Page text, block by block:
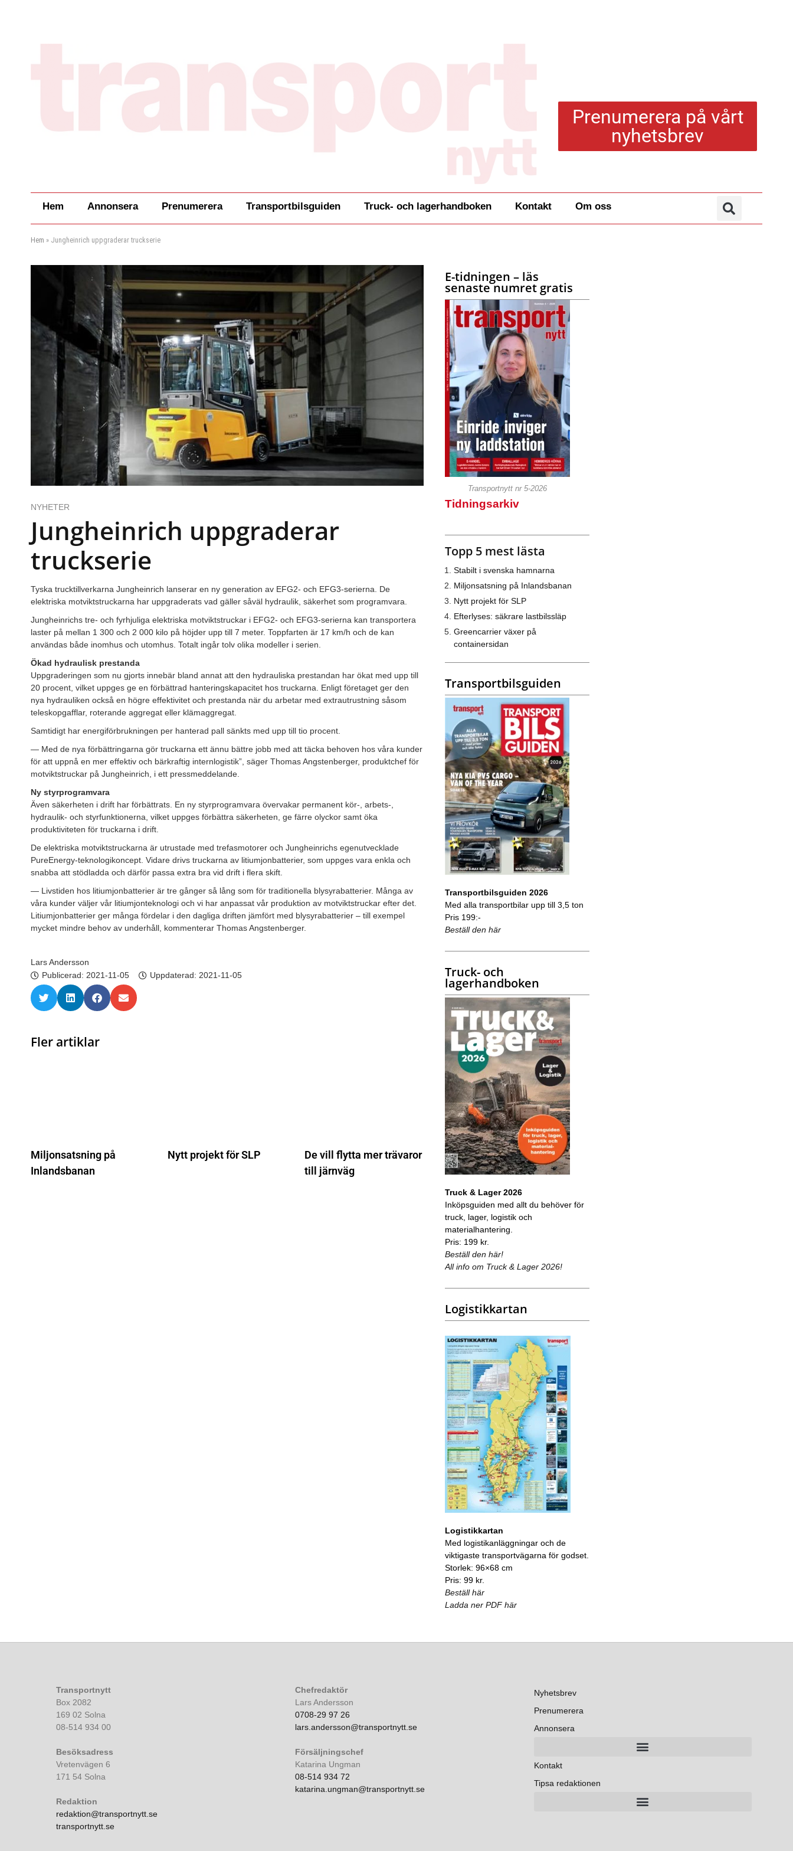
Prenumerera på vårt
nyhetsbrev
Hem Annonsera Prenumerera Transportbilsguiden Truck- och lagerhandboken Kontakt Om oss
Hem » Jungheinrich uppgraderar truckserie
NYHETER
Jungheinrich uppgraderar
truckserie
Tyska trucktillverkarna Jungheinrich lanserar en ny generation av EFG2- och EFG3-serierna. De
elektriska motviktstruckarna har uppgraderats vad gäller såväl hydraulik, säkerhet som programvara.
Jungheinrichs tre- och fyrhjuliga elektriska motviktstruckar i EFG2- och EFG3-serierna kan transportera
laster på mellan 1 300 och 2 000 kilo på höjder upp till 7 meter. Toppfarten är 17 km/h och de kan
användas både inomhus och utomhus. Totalt ingår tolv olika modeller i serien.
Ökad hydraulisk prestanda
Uppgraderingen som nu gjorts innebär bland annat att den hydrauliska prestandan har ökat med upp till
20 procent, vilket uppges ge en förbättrad hanteringskapacitet hos truckarna. Enligt företaget ger den
nya hydrauliken också en högre effektivitet och prestanda när du arbetar med extrautrustning såsom
teleskopgafflar, roterande aggregat eller klämaggregat.
Samtidigt har energiförbrukningen per hanterad pall sänkts med upp till tio procent.
— Med de nya förbättringarna gör truckarna ett ännu bättre jobb med att täcka behoven hos våra kunder
för att uppnå en mer effektiv och bärkraftig internlogistik”, säger Thomas Angstenberger, produktchef för
motviktstruckar på Jungheinrich, i ett pressmeddelande.
Ny styrprogramvara
Även säkerheten i drift har förbättrats. En ny styrprogramvara övervakar permanent kör-, arbets-,
hydraulik- och styrfunktionerna, vilket uppges förbättra säkerheten, ge färre olyckor samt öka
produktiviteten för truckarna i drift.
De elektriska motviktstruckarna är utrustade med trefasmotorer och Jungheinrichs egenutvecklade
PureEnergy-teknologikoncept. Vidare drivs truckarna av litiumjonbatterier, som uppges vara enkla och
snabba att stödladda och därför passa extra bra vid drift i flera skift.
— Livstiden hos litiumjonbatterier är tre gånger så lång som för traditionella blysyrabatterier. Många av
våra kunder väljer vår litiumjonteknologi och vi har anpassat vår produktion av motviktstruckar efter det.
Litiumjonbatterier ger många fördelar i den dagliga driften jämfört med blysyrabatterier – till exempel
mycket mindre behov av underhåll, kommenterar Thomas Angstenberger.
Lars Andersson
Publicerad: 2021-11-05 Uppdaterad: 2021-11-05
Fler artiklar
Miljonsatsning på
Inlandsbanan
Nytt projekt för SLP
De vill flytta mer trävaror
till järnväg
E-tidningen – läs
senaste numret gratis
Transportnytt nr 5-2026
Tidningsarkiv
Topp 5 mest lästa
Stabilt i svenska hamnarna
Miljonsatsning på Inlandsbanan
Nytt projekt för SLP
Efterlyses: säkrare lastbilssläp
Greencarrier växer på
containersidan
Transportbilsguiden
Transportbilsguiden 2026
Med alla transportbilar upp till 3,5 ton
Pris 199:-
Beställ den här
Truck- och
lagerhandboken
Truck & Lager 2026
Inköpsguiden med allt du behöver för
truck, lager, logistik och
materialhantering.
Pris: 199 kr.
Beställ den här!
All info om Truck & Lager 2026!
Logistikkartan
Logistikkartan
Med logistikanläggningar och de
viktigaste transportvägarna för godset.
Storlek: 96×68 cm
Pris: 99 kr.
Beställ här
Ladda ner PDF här
Transportnytt
Box 2082
169 02 Solna
08-514 934 00
Besöksadress
Vretenvägen 6
171 54 Solna
Redaktion
redaktion@transportnytt.se
transportnytt.se
Chefredaktör
Lars Andersson
0708-29 97 26
lars.andersson@transportnytt.se
Försäljningschef
Katarina Ungman
08-514 934 72
katarina.ungman@transportnytt.se
Nyhetsbrev
Prenumerera
Annonsera
Kontakt
Tipsa redaktionen